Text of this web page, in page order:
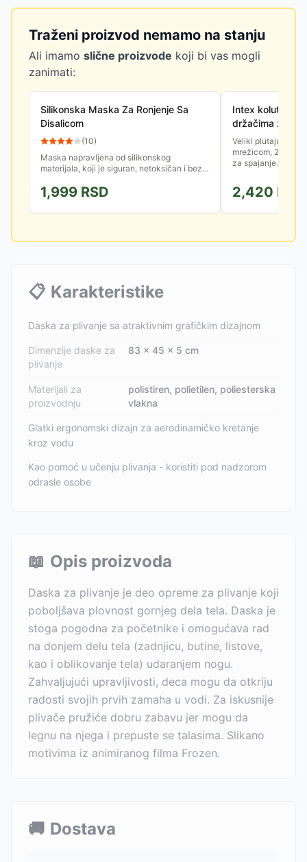
Traženi proizvod nemamo na stanju
Ali imamo slične proizvode koji bi vas mogli
zanimati:
Silikonska Maska Za Ronjenje Sa
Disalicom
(10)
Maska napravljena od silikonskog
materijala, koji je siguran, netoksičan i bez
1,999 RSD
Intex kolut za
držačima za
135 cm
Veliki plutajući
mrežicom, 2
za spajanje.
2,420 RSD
📋 Karakteristike
Daska za plivanje sa atraktivnim grafičkim dizajnom
Dimenzije daske za
plivanje
83 x 45 x 5 cm
Materijali za
proizvodnju
polistiren, polietilen, poliesterska
vlakna
Glatki ergonomski dizajn za aerodinamičko kretanje
kroz vodu
Kao pomoć u učenju plivanja - koristiti pod nadzorom
odrasle osobe
📖 Opis proizvoda
Daska za plivanje je deo opreme za plivanje koji
poboljšava plovnost gornjeg dela tela. Daska je
stoga pogodna za početnike i omogućava rad
na donjem delu tela (zadnjicu, butine, listove,
kao i oblikovanje tela) udaranjem nogu.
Zahvaljujući upravljivosti, deca mogu da otkriju
radosti svojih prvih zamaha u vodi. Za iskusnije
plivače pružiće dobru zabavu jer mogu da
legnu na njega i prepuste se talasima. Slikano
motivima iz animiranog filma Frozen.
🚚 Dostava